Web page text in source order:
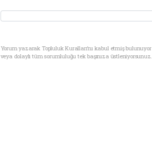
Yorum yazarak Topluluk Kuralları’nı kabul etmiş
veya dolaylı tüm sorumluluğu tek başınıza